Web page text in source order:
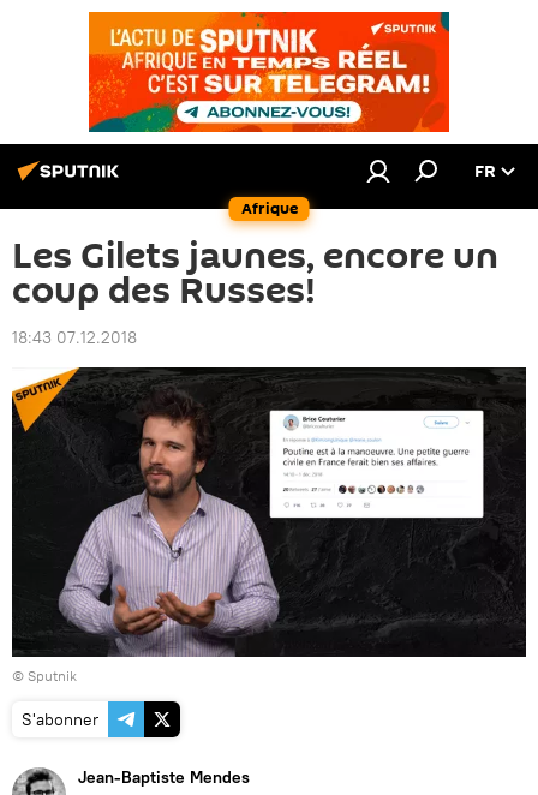
Afrique
FR
Les Gilets jaunes, encore un
coup des Russes!
18:43 07.12.2018
© Sputnik
S'abonner
Jean-Baptiste Mendes